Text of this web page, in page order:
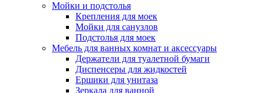
Мойки и подстолья
Крепления для моек
Мойки для санузлов
Подстолья для моек
Мебель для ванных комнат и аксессуары
Держатели для туалетной бумаги
Диспенсеры для жидкостей
Ершики для унитаза
Зеркала для ванной